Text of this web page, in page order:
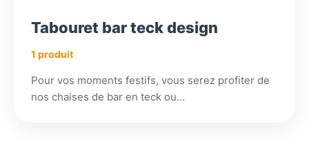
Tabouret bar teck design
1 produit
Pour vos moments festifs, vous serez profiter de
nos chaises de bar en teck ou…